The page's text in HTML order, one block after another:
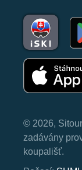
© 2026,
zadávány
koupališť.